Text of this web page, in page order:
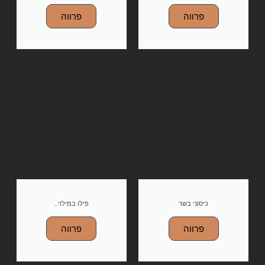
פרווה פרווה
כיסוני בשר
פרווה
פילו במילוי..
פרווה